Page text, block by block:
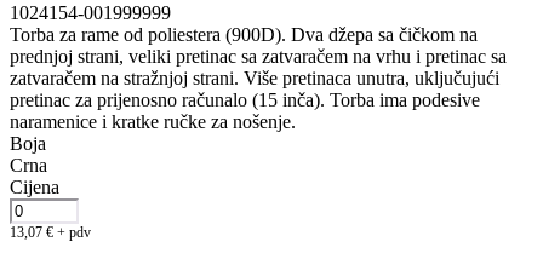
1024154-001999999
Torba za rame od poliestera (900D). Dva džepa sa čičkom na
prednjoj strani, veliki pretinac sa zatvaračem na vrhu i pretinac sa
zatvaračem na stražnjoj strani. Više pretinaca unutra, uključujući
pretinac za prijenosno računalo (15 inča). Torba ima podesive
naramenice i kratke ručke za nošenje.
Boja
Crna
Cijena
13,07 € + pdv